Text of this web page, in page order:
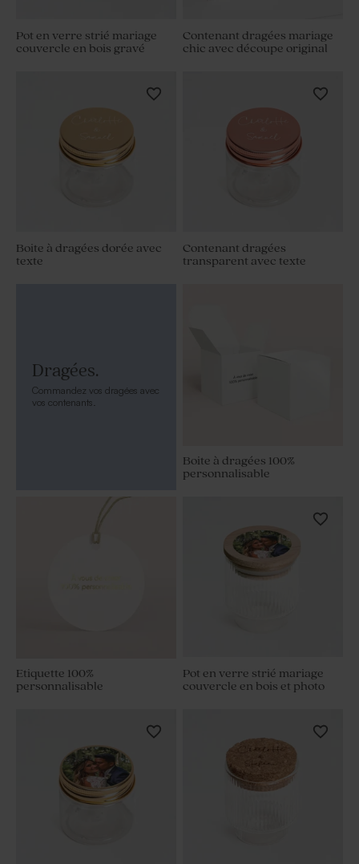
Dragées.
Commandez vos dragées avec
vos contenants.
Boite à dragées 100%
personnalisable
Etiquette 100%
personnalisable
Pot en verre strié mariage
couvercle en bois gravé
Contenant dragées mariage
chic avec découpe original
Boite à dragées dorée avec
texte
Contenant dragées
transparent avec texte
Pot en verre strié mariage
couvercle en bois et photo